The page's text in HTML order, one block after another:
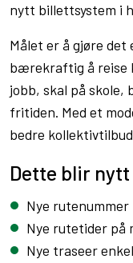
nytt billettsystem i
Målet er å gjøre
bærekraftig å reise
jobb, skal på skole,
fritiden. Med et
bedre
Dette blir nytt
Nye
Nye rutetider på
Nye traseer